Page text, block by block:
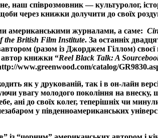
наш співрозмовник — культуролог,
через книжки долучити до своїх
американськими журналами, а саме:
the British Film Institute. За останніх
(разом із Джорджем Гіллом)
автор книжки “Reel Black Talk:A
://www.greenwood.com/catalog/GR9830.
як у друкованій, так і в он-лайн
увагу молодого покоління на
ані до своїх колег, теперішніх чи
у південноамериканських